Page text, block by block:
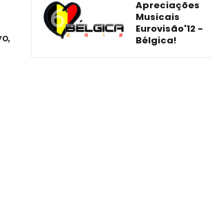
Apreciações
Musicais
Eurovisão'12 -
Bélgica!